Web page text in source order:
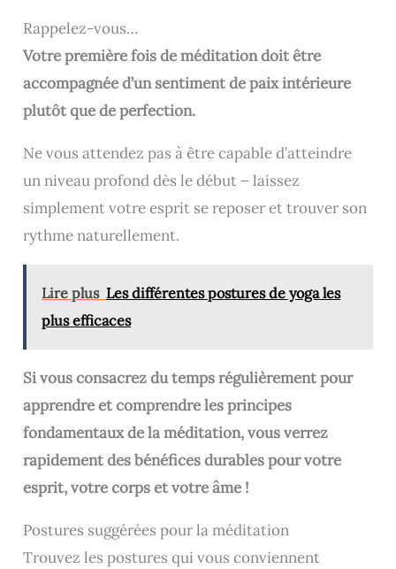
Rappelez-vous…
Votre première fois de méditation doit être
accompagnée d’un sentiment de paix intérieure
plutôt que de perfection.
Ne vous attendez pas à être capable d’atteindre
un niveau profond dès le début – laissez
simplement votre esprit se reposer et trouver son
rythme naturellement.
Lire plus Les différentes postures de yoga les
plus efficaces
Si vous consacrez du temps régulièrement pour
apprendre et comprendre les principes
fondamentaux de la méditation, vous verrez
rapidement des bénéfices durables pour votre
esprit, votre corps et votre âme !
Postures suggérées pour la méditation
Trouvez les postures qui vous conviennent